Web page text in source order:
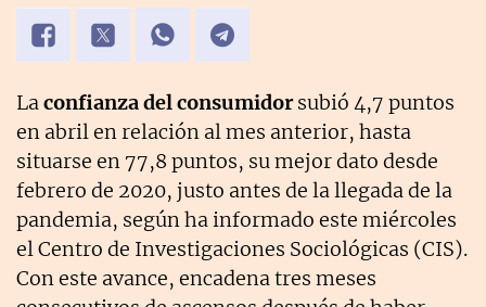
Laconfianza del consumidorsubió 4,7 puntos
en abril en relación al mes anterior, hasta
situarse en 77,8 puntos, su mejor dato desde
febrero de 2020, justo antes de la llegada de la
pandemia, según ha informado este miércoles
el Centro de Investigaciones Sociológicas (CIS).
Con este avance, encadena tres meses